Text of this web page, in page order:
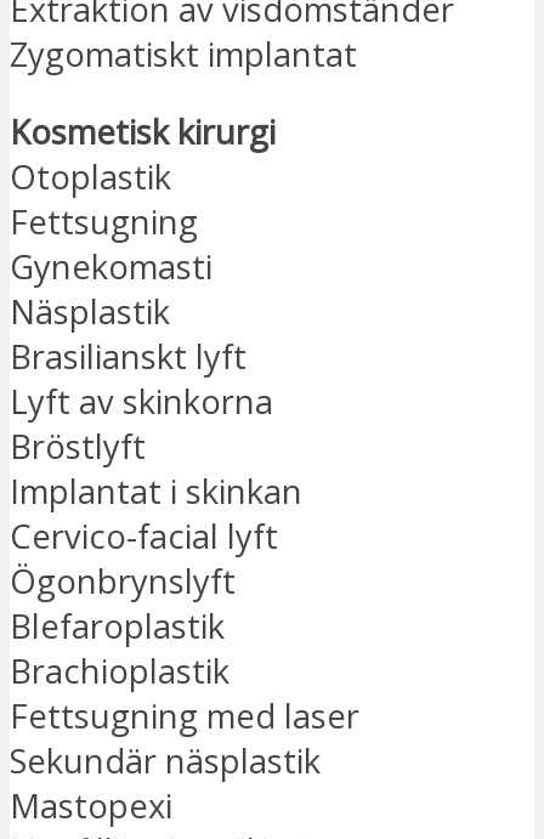
Extraktion av visdomständer
Zygomatiskt implantat
Kosmetisk kirurgi
Otoplastik
Fettsugning
Gynekomasti
Näsplastik
Brasilianskt lyft
Lyft av skinkorna
Bröstlyft
Implantat i skinkan
Cervico-facial lyft
Ögonbrynslyft
Blefaroplastik
Brachioplastik
Fettsugning med laser
Sekundär näsplastik
Mastopexi